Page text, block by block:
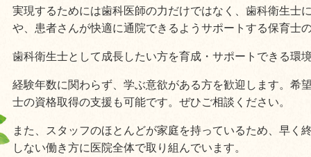
実現するためには歯科医師の力だけではなく、歯科衛生士
や、患者さんが快適に通院できるようサポートする保育士
歯科衛生士として成長したい方を育成・サポートできる環
経験年数に関わらず、学ぶ意欲がある方を歓迎します。希
士の資格取得の支援も可能です。ぜひご相談ください。
また、スタッフのほとんどが家庭を持っているため、早く
しない働き方に医院全体で取り組んでいます。